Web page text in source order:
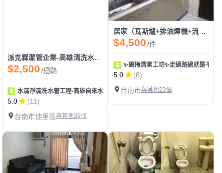
派克霖潔管企業-高雄清洗水管|清洗水塔|冷熱水變小|熱水管阻塞|通水管|熱水器除垢
$2,500/迴路
水清淨清洗水管工程-高雄自來水管清洗/高雄水塔清洗
5.0
(11)
台南市佳里區與其他39個
居家（瓦斯爐+排油煙機+流理台）除油二人施作
$4,500/件
✨鎬梅清潔工坊✨走過路過就是不要
5.0
(8)
台南市與其他23個